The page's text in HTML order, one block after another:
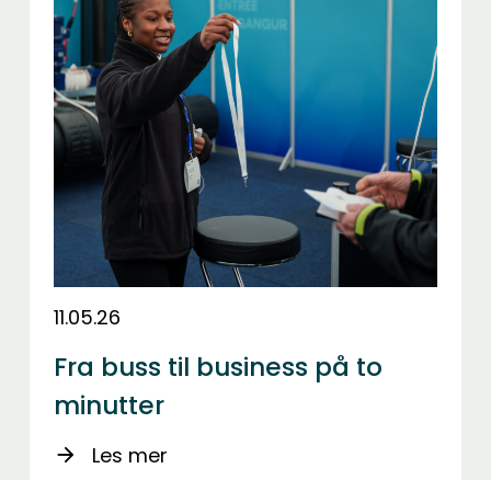
11.05.26
Fra buss til business på to
minutter
arrow_forward Les mer